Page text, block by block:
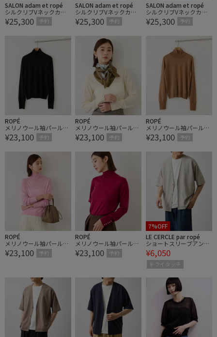
SALON adam et ropé
シルクリブVネックカー
ディガン / アンサンブル
¥25,300 予約
SALON adam et ropé
シルクリブVネックカー
ディガン / アンサンブル
¥25,300 予約
SALON adam et ropé
シルクリブVネックカー
ディガン / アンサンブル
¥25,300 予約
ROPÉ
メリノウール袖パールハ
イネックニット/アンサ
ンブル対応・イージーケ
ア【J'aDoRe・一部店舗
限定サイズ】
¥23,100 予約
ROPÉ
メリノウール袖パールハ
イネックニット/アンサ
ンブル対応・イージーケ
ア【J'aDoRe・一部店舗
限定サイズ】
¥23,100 予約
ROPÉ
メリノウール袖パールハ
イネックニット/アンサ
ンブル対応・イージーケ
ア【J'aDoRe・一部店舗
限定サイズ】
¥23,100 予約
ROPÉ
メリノウール袖パールハ
イネックニット/アンサ
ンブル対応・イージーケ
限定サイズ】
¥23,100 予約
ROPÉ
メリノウール袖パールハ
イネックニット/アンサ
ンブル対応・イージーケ
限定サイズ】
¥23,100 予約
7%OFF
LE CERCLE par ropé
ショートスリーブアンサ
ンブルカーディガン
¥6,050
ドライタッチ